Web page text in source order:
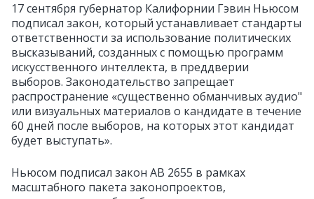
17 сентября губернатор Калифорнии Гэвин Ньюсом
подписал закон, который устанавливает стандарты
ответственности за использование политических
высказываний, созданных с помощью программ
искусственного интеллекта, в преддверии
выборов. Законодательство запрещает
распространение «существенно обманчивых аудио"
или визуальных материалов о кандидате в течение
60 дней после выборов, на которых этот кандидат
будет выступать».
Ньюсом подписал закон AB 2655 в рамках
масштабного пакета законопроектов,